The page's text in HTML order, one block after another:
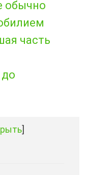
обычно
часть
]